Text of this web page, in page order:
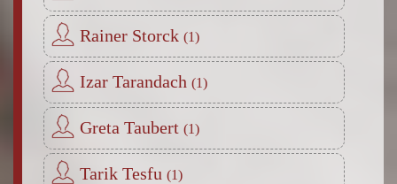
Rainer Storck
Izar Tarandach
Greta Taubert
Tarik Tesfu